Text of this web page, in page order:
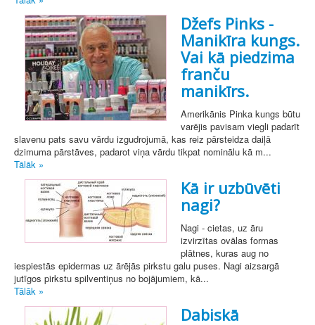
Džefs Pinks -
Manikīra kungs.
Vai kā piedzima
franču
manikīrs.
Amerikānis Pinka kungs būtu
varējis pavisam viegli padarīt
slavenu pats savu vārdu izgudrojumā, kas reiz pārsteidza daiļā
dzimuma pārstāves, padarot viņa vārdu tikpat nominālu kā m...
Tālāk »
Kā ir uzbūvēti
nagi?
Nagi - cietas, uz āru
izvirzītas ovālas formas
plātnes, kuras aug no
iespiestās epidermas uz ārējās pirkstu galu puses. Nagi aizsargā
jutīgos pirkstu spilventiņus no bojājumiem, kā...
Tālāk »
Dabiskā